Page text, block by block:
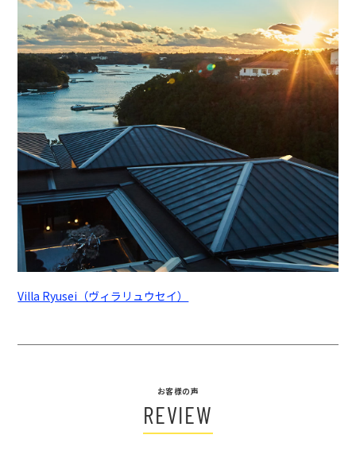
Villa Ryusei（ヴィラリュウセイ）
お客様の声
REVIEW